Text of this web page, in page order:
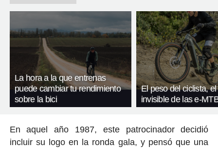
La hora a la que entrenas
puede cambiar tu rendimiento
sobre la bici
El peso del ciclista,
invisible de las e-
En aquel año 1987, este patrocinador decidió
incluir su logo en la ronda gala, y pensó que una